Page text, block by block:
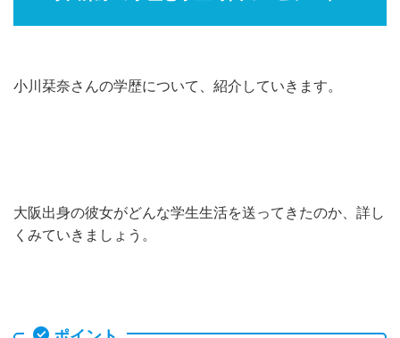
小川栞奈さんの学歴について、紹介していきます。
大阪出身の彼女がどんな学生生活を送ってきたのか、詳し
くみていきましょう。